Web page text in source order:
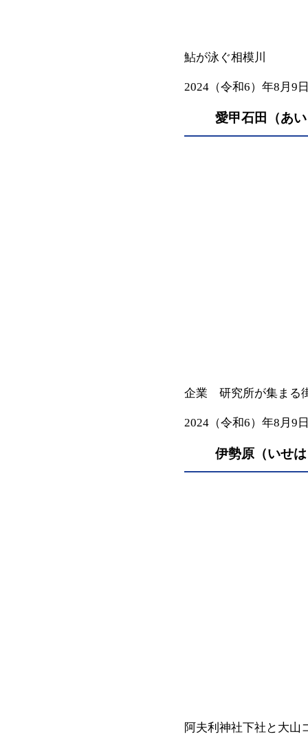
鮎が泳ぐ相模川
2024（令和6）年8月9
愛甲石田（あ
企業 研究所が集まる
2024（令和6）年8月9
伊勢原（いせ
阿夫利神社下社と大山